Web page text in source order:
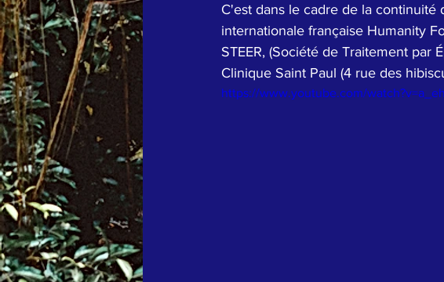
C'est dans le cadre de la
internationale française Humanity
STEER, (Société de Traitement par
Clinique Saint Paul (4 rue des
https://www.youtube.com/